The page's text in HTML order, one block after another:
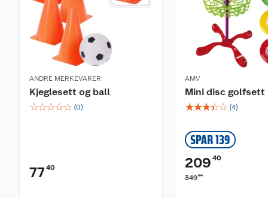
ANDRE MERKEVARER
Kjeglesett og ball
☆☆☆☆☆ (0)
7740
AMV
Mini disc golfsett
☆☆☆☆☆ (4)
SPAR 139
209 40
34900